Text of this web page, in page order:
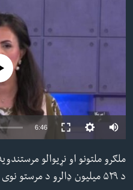
ته
لټون
شئ
روغتیا
له مونږ سره په تماس کې پاتې شئ
ژبې
available
6:46
360p
ملګرو ملتونو او نړیوالو
د ۵۲۹ میلیون ډالرو د مرستو نوی پلان اعلان کړی دی.